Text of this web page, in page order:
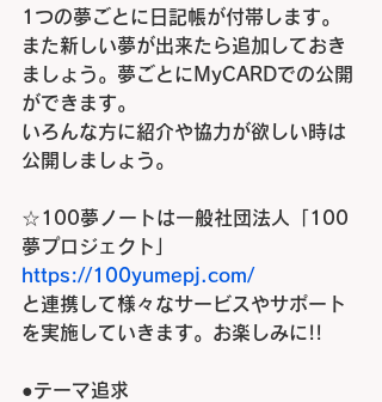
1 つの夢ごとに日記帳が付帯します。
また新しい夢が出来たら追加しておき
ましょう。夢ごとに MyCARDでの公開
ができます。
いろんな方に紹介や協力が欲しい時は
公開しましょう。
☆100夢ノートは一般社団法人「
100
夢プロジェクト」
https://100yumepj.com/
と連携して様々なサービスやサポート
を実施していきます。お楽しみに!!
●テーマ追求